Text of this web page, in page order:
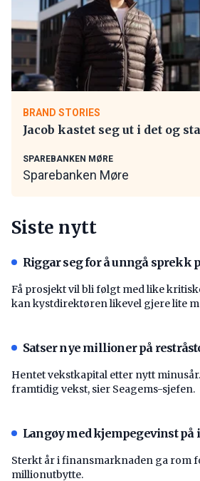
BRAND STORIES
Jacob kastet seg ut i det og
SPAREBANKEN MØRE
Sparebanken Møre
Siste nytt
Riggar seg for å unngå sprekk
Få prosjekt vil bli følgt med like
kan kystdirektøren likevel gjere lite
Satser nye millioner på
Hentet vekstkapital etter nytt
framtidig vekst, sier Seagems-sjefen.
Langøy med kjempegevinst
Sterkt år i finansmarknaden ga rom
millionutbytte.